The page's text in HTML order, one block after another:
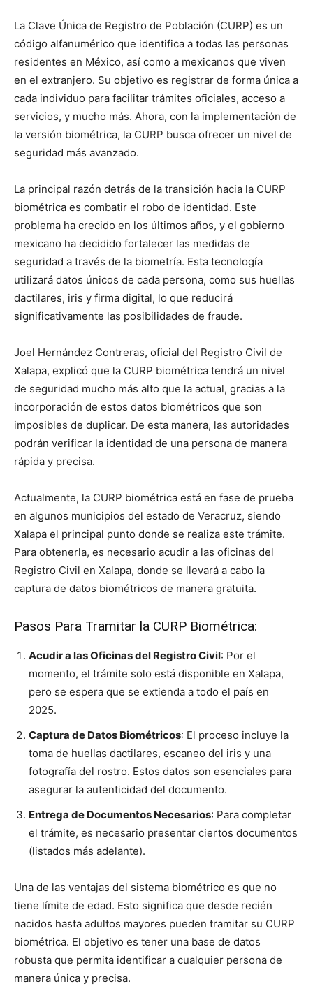
La Clave Única de Registro de Población (CURP) es un
código alfanumérico que identifica a todas las personas
residentes en México, así como a mexicanos que viven
en el extranjero. Su objetivo es registrar de forma única a
cada individuo para facilitar trámites oficiales, acceso a
servicios, y mucho más. Ahora, con la implementación de
la versión biométrica, la CURP busca ofrecer un nivel de
seguridad más avanzado.
La principal razón detrás de la transición hacia la CURP
biométrica es combatir el robo de identidad. Este
problema ha crecido en los últimos años, y el gobierno
mexicano ha decidido fortalecer las medidas de
seguridad a través de la biometría. Esta tecnología
utilizará datos únicos de cada persona, como sus huellas
dactilares, iris y firma digital, lo que reducirá
significativamente las posibilidades de fraude.
Joel Hernández Contreras, oficial del Registro Civil de
Xalapa, explicó que la CURP biométrica tendrá un nivel
de seguridad mucho más alto que la actual, gracias a la
incorporación de estos datos biométricos que son
imposibles de duplicar. De esta manera, las autoridades
podrán verificar la identidad de una persona de manera
rápida y precisa.
Actualmente, la CURP biométrica está en fase de prueba
en algunos municipios del estado de Veracruz, siendo
Xalapa el principal punto donde se realiza este trámite.
Para obtenerla, es necesario acudir a las oficinas del
Registro Civil en Xalapa, donde se llevará a cabo la
captura de datos biométricos de manera gratuita.
Pasos Para Tramitar la CURP Biométrica:
Acudir a las Oficinas del Registro Civil: Por el
momento, el trámite solo está disponible en Xalapa,
pero se espera que se extienda a todo el país en
2025.
Captura de Datos Biométricos: El proceso incluye la
toma de huellas dactilares, escaneo del iris y una
fotografía del rostro. Estos datos son esenciales para
asegurar la autenticidad del documento.
Entrega de Documentos Necesarios: Para completar
el trámite, es necesario presentar ciertos documentos
(listados más adelante).
Una de las ventajas del sistema biométrico es que no
tiene límite de edad. Esto significa que desde recién
nacidos hasta adultos mayores pueden tramitar su CURP
biométrica. El objetivo es tener una base de datos
robusta que permita identificar a cualquier persona de
manera única y precisa.